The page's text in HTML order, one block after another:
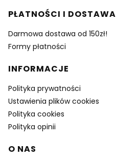
PŁATNOŚCI I DOSTAWA
Darmowa dostawa od 150zł!
Formy płatności
INFORMACJE
Polityka prywatności
Ustawienia plików cookies
Polityka cookies
Polityka opinii
O NAS